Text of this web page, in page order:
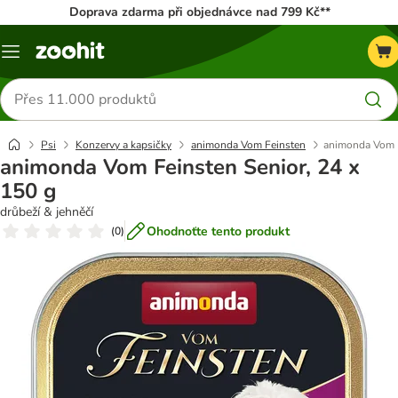
Doprava zdarma při objednávce nad 799 Kč**
Menu
Hledat
produkty
Psi Konzervy a kapsičky animonda Vom Feinsten animonda
animonda Vom Feinsten Senior, 24 x
150 g
drůbeží & jehněčí
(0) Ohodnoťte tento produkt